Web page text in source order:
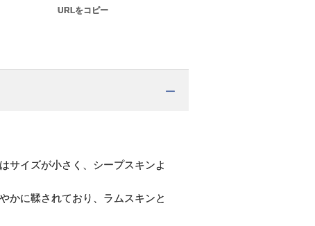
URLをコピー
サイズが小さく、シープスキンよ
かに鞣されており、ラムスキンと